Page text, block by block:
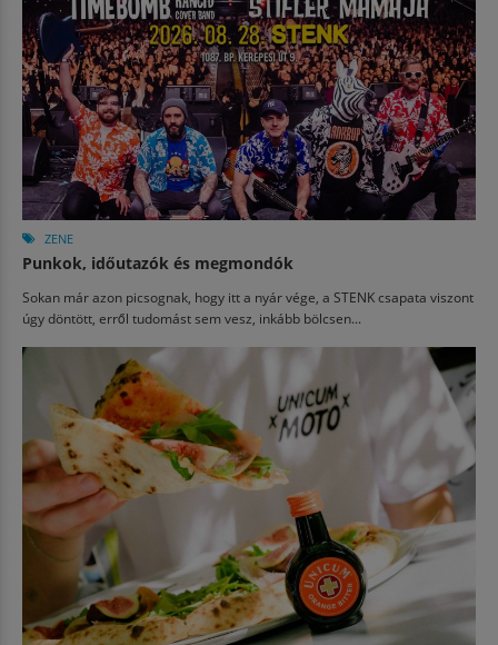
ZENE
Punkok, időutazók és megmondók
Sokan már azon picsognak, hogy itt a nyár vége, a STENK csapata viszont
úgy döntött, erről tudomást sem vesz, inkább bölcsen...